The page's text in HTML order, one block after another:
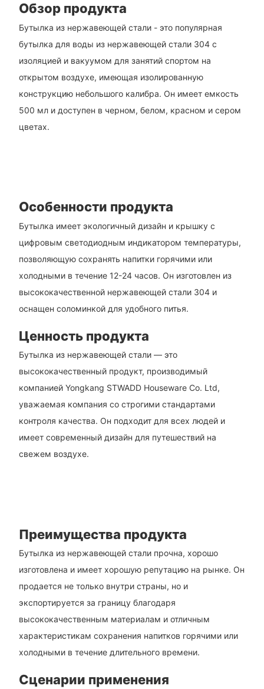
Обзор продукта
Бутылка из нержавеющей стали - это популярная
бутылка для воды из нержавеющей стали 304 с
изоляцией и вакуумом для занятий спортом на
открытом воздухе, имеющая изолированную
конструкцию небольшого калибра. Он имеет емкость
500 мл и доступен в черном, белом, красном и сером
цветах.
Особенности продукта
Бутылка имеет экологичный дизайн и крышку с
цифровым светодиодным индикатором температуры,
позволяющую сохранять напитки горячими или
холодными в течение 12-24 часов. Он изготовлен из
высококачественной нержавеющей стали 304 и
оснащен соломинкой для удобного питья.
Ценность продукта
Бутылка из нержавеющей стали — это
высококачественный продукт, производимый
компанией Yongkang STWADD Houseware Co. Ltd,
уважаемая компания со строгими стандартами
контроля качества. Он подходит для всех людей и
имеет современный дизайн для путешествий на
свежем воздухе.
Преимущества продукта
Бутылка из нержавеющей стали прочна, хорошо
изготовлена ​​и имеет хорошую репутацию на рынке. Он
продается не только внутри страны, но и
экспортируется за границу благодаря
высококачественным материалам и отличным
характеристикам сохранения напитков горячими или
холодными в течение длительного времени.
Сценарии применения